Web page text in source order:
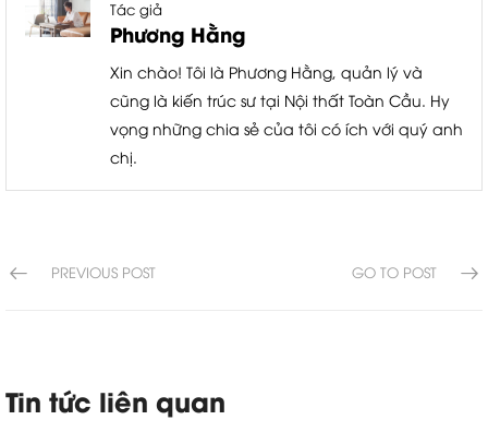
Tác giả
Phương Hằng
Xin chào! Tôi là Phương Hằng, quản lý và
cũng là kiến trúc sư tại Nội thất Toàn Cầu. Hy
vọng những chia sẻ của tôi có ích với quý anh
chị.
PREVIOUS POST GO TO POST
Tin tức liên quan